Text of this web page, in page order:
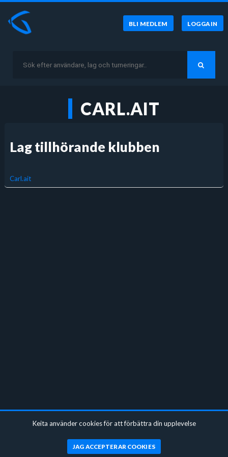
BLI MEDLEM LOGGA IN
CARL.AIT
Lag tillhörande klubben
Carl.ait
Keita använder cookies för att förbättra din upplevelse
JAG ACCEPTERAR COOKIES